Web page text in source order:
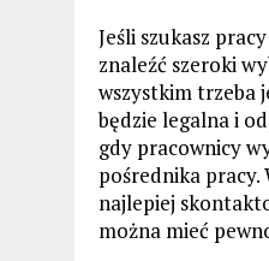
Jeśli szukasz
znaleźć szeroki
wszystkim trzeba
będzie legalna i
gdy pracownicy
pośrednika pracy.
najlepiej
można mieć